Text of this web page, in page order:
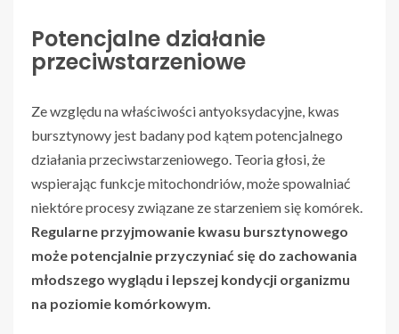
Potencjalne działanie
przeciwstarzeniowe
Ze względu na właściwości antyoksydacyjne, kwas
bursztynowy jest badany pod kątem potencjalnego
działania przeciwstarzeniowego. Teoria głosi, że
wspierając funkcje mitochondriów, może spowalniać
niektóre procesy związane ze starzeniem się komórek.
Regularne przyjmowanie kwasu bursztynowego
może potencjalnie przyczyniać się do zachowania
młodszego wyglądu i lepszej kondycji organizmu
na poziomie komórkowym.